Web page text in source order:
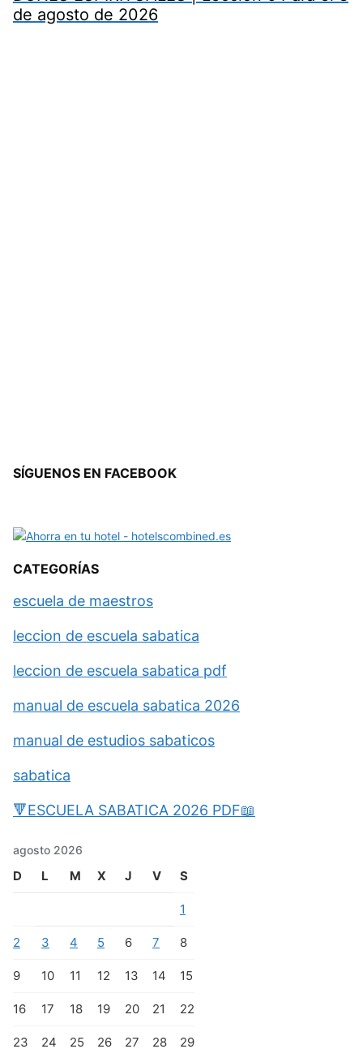
de agosto de 2026
SÍGUENOS EN FACEBOOK
CATEGORÍAS
escuela de maestros
leccion de escuela sabatica
leccion de escuela sabatica pdf
manual de escuela sabatica 2026
manual de estudios sabaticos
sabatica
🔻ESCUELA SABATICA 2026 PDF📖
agosto 2026
D L M X J V S
1
2 3 4 5 6 7 8
9 10 11 12 13 14 15
16 17 18 19 20 21 22
23 24 25 26 27 28 29